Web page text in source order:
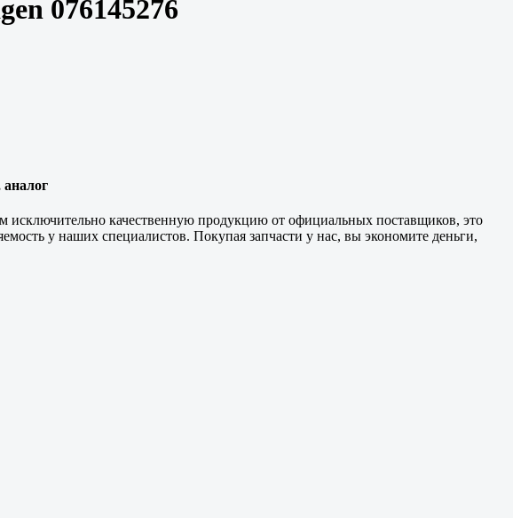
076145276
исключительно качественную продукцию от официальных поставщиков, это
у наших специалистов. Покупая запчасти у нас, вы экономите деньги,